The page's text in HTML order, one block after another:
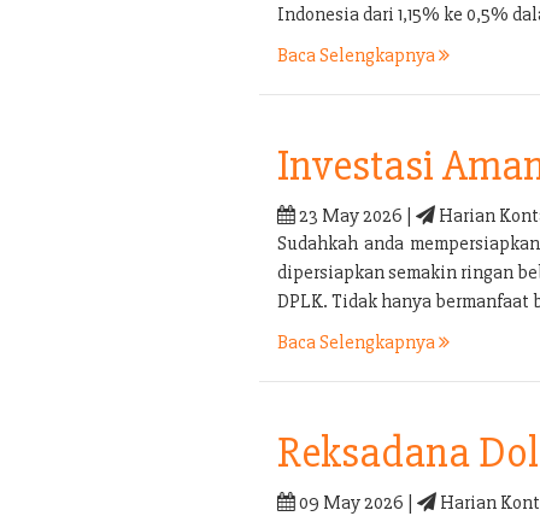
Indonesia dari 1,15% ke 0,5%
Baca Selengkapnya
Investasi
23 May 2026 |
Harian
Sudahkah anda
dipersiapkan semakin ringan
DPLK. Tidak hanya
Baca Selengkapnya
Reksadana
09 May 2026 |
Harian